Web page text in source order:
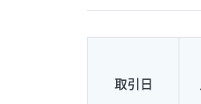
取引日